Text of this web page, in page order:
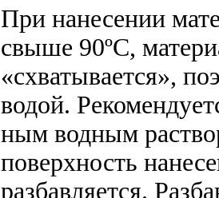
При нанесении
свыше 90ºС,
«схватывается»,
водой.
ным водным
поверхность
разбавляется.